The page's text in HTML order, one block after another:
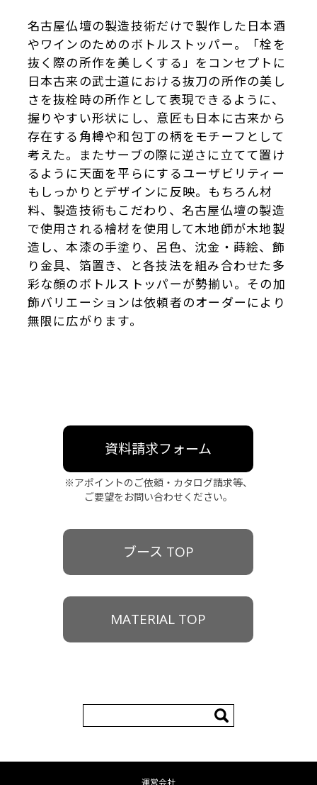
名古屋仏壇の製造技術だけで製作した日本酒
やワインのためのボトルストッパー。「栓を
抜く際の所作を美しくする」をコンセプトに
日本古来の武士道における抜刀の所作の美し
さを抜栓時の所作として表現できるように、
握りやすい形状にし、意匠も日本に古来から
存在する角樽や和包丁の柄をモチーフとして
考えた。またサーブの際に逆さに立てて置け
るように天面を平らにするユーザビリティー
もしっかりとデザインに反映。もちろん材
料、製造技術もこだわり、名古屋仏壇の製造
で使用される檜材を使用して木地師が木地製
造し、本漆の手塗り、呂色、沈金・蒔絵、飾
り金具、箔置き、と各技法を組み合わせた多
彩な顔のボトルストッパーが勢揃い。その加
飾バリエーションは依頼者のオーダーにより
無限に広がります。
資料請求フォーム
※アポイントのご依頼・カタログ請求等、
ご要望をお問い合わせください。
ブース TOP
MATERIAL TOP
索: